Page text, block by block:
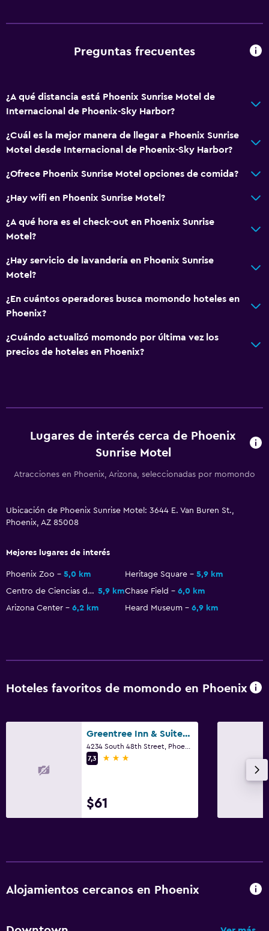
Sistema de entretenimiento
Preguntas frecuentes
¿A qué distancia está Phoenix Sunrise Motel de
Internacional de Phoenix-Sky Harbor?
¿Cuál es la mejor manera de llegar a Phoenix Sunrise
Motel desde Internacional de Phoenix-Sky Harbor?
¿Ofrece Phoenix Sunrise Motel opciones de comida?
¿Hay wifi en Phoenix Sunrise Motel?
¿A qué hora es el check-out en Phoenix Sunrise
Motel?
¿Hay servicio de lavandería en Phoenix Sunrise
Motel?
¿En cuántos operadores busca momondo hoteles en
Phoenix?
¿Cuándo actualizó momondo por última vez los
precios de hoteles en Phoenix?
Lugares de interés cerca de Phoenix
Sunrise Motel
Atracciones en Phoenix, Arizona, seleccionadas por momondo
Ubicación de Phoenix Sunrise Motel: 3644 E. Van Buren St.,
Phoenix, AZ 85008
Mejores lugares de interés
Phoenix Zoo 5,0 km Heritage Square
5,9 km
Centro de Ciencias de Arizona 5,9 kmChase Field
6,0 km
Arizona Center
6,2 km Heard Museum 6,9 km
Hoteles favoritos de momondo en Phoenix
Greentree Inn & Suites Phoenix Sky Harbor
7,3
3 estrellas
$61
Alojamientos cercanos en Phoenix